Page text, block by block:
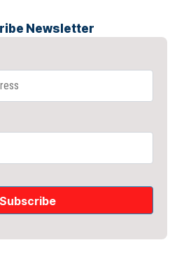
Newsletter